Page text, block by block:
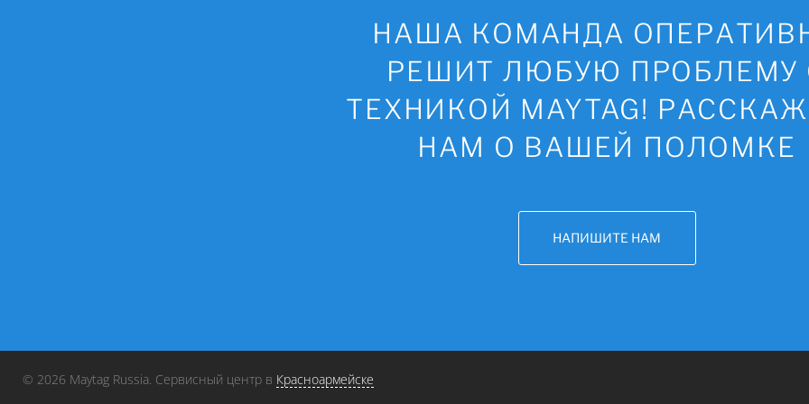
НАША КОМАНДА
РЕШИТ ЛЮБУЮ ПРОБЛЕМУ
ТЕХНИКОЙ MAYTAG!
НАМ О ВАШЕЙ ПОЛОМКЕ
НАПИШИТЕ НАМ
© 2026 Maytag Russia. Сервисный центр в Красноармейске